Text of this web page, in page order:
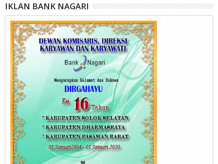
IKLAN BANK NAGARI